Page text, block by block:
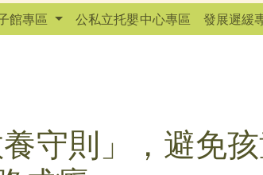
館專區 公私立托嬰中心專區 發展遲緩
養守則」，避免